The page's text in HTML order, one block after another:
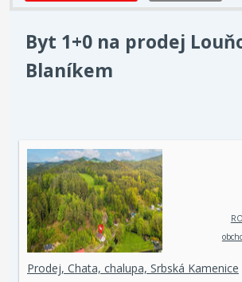
Byt 1+0 na prodej
Blaníkem
Prodej, Chata, chalupa, Srbská Kamenice